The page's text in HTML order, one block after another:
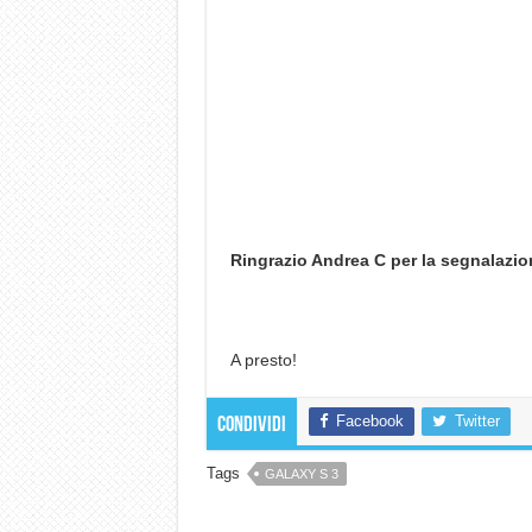
Ringrazio Andrea C per la
A presto!
Condividi Facebook Twitter
Tags GALAXY S 3